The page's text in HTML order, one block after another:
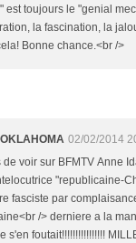
est toujours le "genial
la fascination, la
Bonne chance.<br />
02/02/2014
de voir sur BFMTV Anne
"republicaine-
fasciste par
/> derniere a la
s'en foutait!!!!!!!!!!!!!!!!